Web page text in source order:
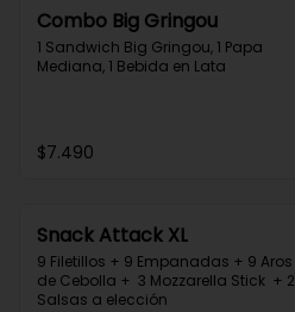
Combo Big Gringou
1 Sandwich Big Gringou, 1 Papa
Mediana, 1 Bebida en Lata
$7.490
Snack Attack XL
9 Filetillos + 9 Empanadas + 9 Aros
de Cebolla +  3 Mozzarella Stick  + 2
Salsas a elección